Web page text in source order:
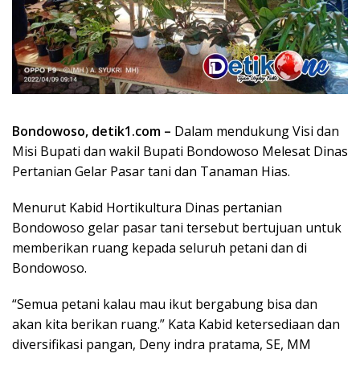
Bondowoso, detik1.com – Dalam mendukung Visi dan
Misi Bupati dan wakil Bupati Bondowoso Melesat Dinas
Pertanian Gelar Pasar tani dan Tanaman Hias.
Menurut Kabid Hortikultura Dinas pertanian
Bondowoso gelar pasar tani tersebut bertujuan untuk
memberikan ruang kepada seluruh petani dan di
Bondowoso.
“Semua petani kalau mau ikut bergabung bisa dan
akan kita berikan ruang.” Kata Kabid ketersediaan dan
diversifikasi pangan, Deny indra pratama, SE, MM